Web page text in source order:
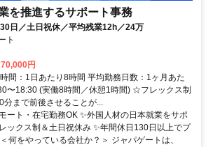
を推進するサポート事務
日／土日祝休／平均残業12h／24万
ト
円
間：1日あたり8時間 平均勤務日数：1ヶ月あた
〜18:30 (実働8時間／休憩1時間) ☆フレックス制
分まで前後させることが...
ート・在宅勤務OK ✨外国人材の日本就業をサポ
ックス制＆土日祝休み ✨年間休日130日以上でプ
何をやっている会社か？＞ ジャパゲートは、